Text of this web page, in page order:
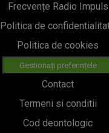
Frecvențe Radio Impuls
Politica de
Politica de cookies
Gestionați preferințele
Contact
Termeni si conditii
Cod deontologic